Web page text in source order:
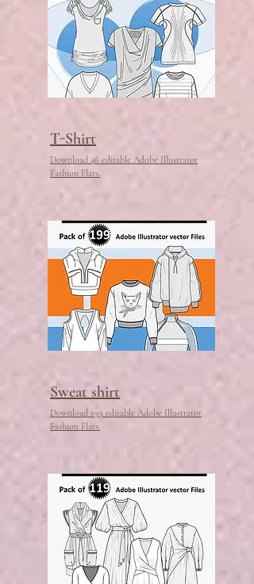
T-Shirt
Download 46 editable Adobe Illustrator
Fashion Flats.
Sweat shirt
Download 199 editable Adobe Illustrator
Fashion Flats.